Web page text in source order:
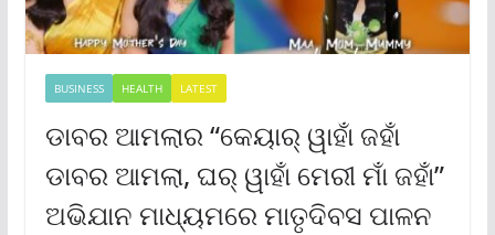
BUSINESS HEALTH LATEST
ଡାବର ଆମଲାର “କେୟାର୍ ୱାହାଁ ଜହାଁ
ଡାବର ଆମଲା, ଘର୍ ୱାହାଁ ମେରୀ ମାଁ ଜହାଁ”
ଅଭିଯାନ ମାଧ୍ୟମରେ ମାତୃଦିବସ ପାଳନ